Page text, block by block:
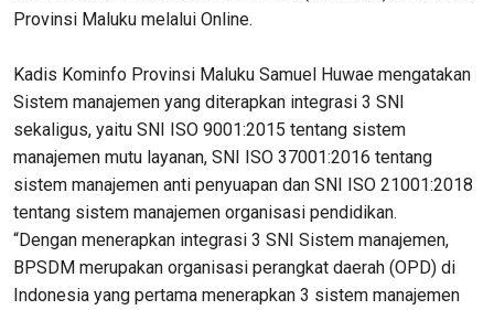
Provinsi Maluku melalui Online.
Kadis Kominfo Provinsi Maluku Samuel Huwae mengatakan
Sistem manajemen yang diterapkan integrasi 3 SNI
sekaligus, yaitu SNI ISO 9001:2015 tentang sistem
manajemen mutu layanan, SNI ISO 37001:2016 tentang
sistem manajemen anti penyuapan dan SNI ISO 21001:2018
tentang sistem manajemen organisasi pendidikan.
“Dengan menerapkan integrasi 3 SNI Sistem manajemen,
BPSDM merupakan organisasi perangkat daerah (OPD) di
Indonesia yang pertama menerapkan 3 sistem manajemen